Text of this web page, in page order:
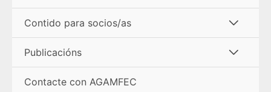
Contido para socios/as
menú
Publicacións
Contacte con AGAMFEC